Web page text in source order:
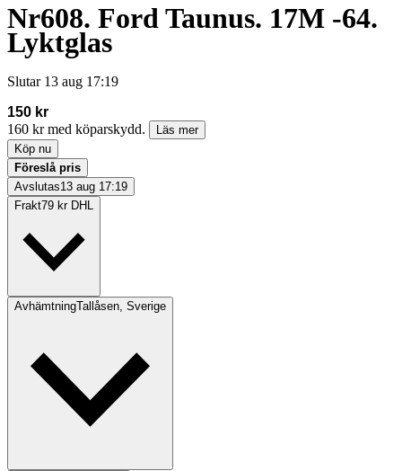
Nr608. Ford Taunus. 17M -64.
Lyktglas
Slutar 13 aug 17:19
150 kr
160 kr med köparskydd.
Läs mer
Köp nu
Föreslå pris
Avslutas13 aug 17:19
Frakt79 kr DHL
AvhämtningTallåsen, Sverige